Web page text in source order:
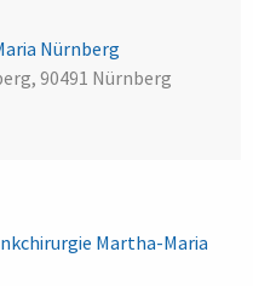
Nürnberg
90491 Nürnberg
Martha-Maria